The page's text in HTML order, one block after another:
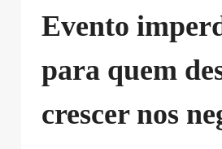
Evento
para quem
crescer nos